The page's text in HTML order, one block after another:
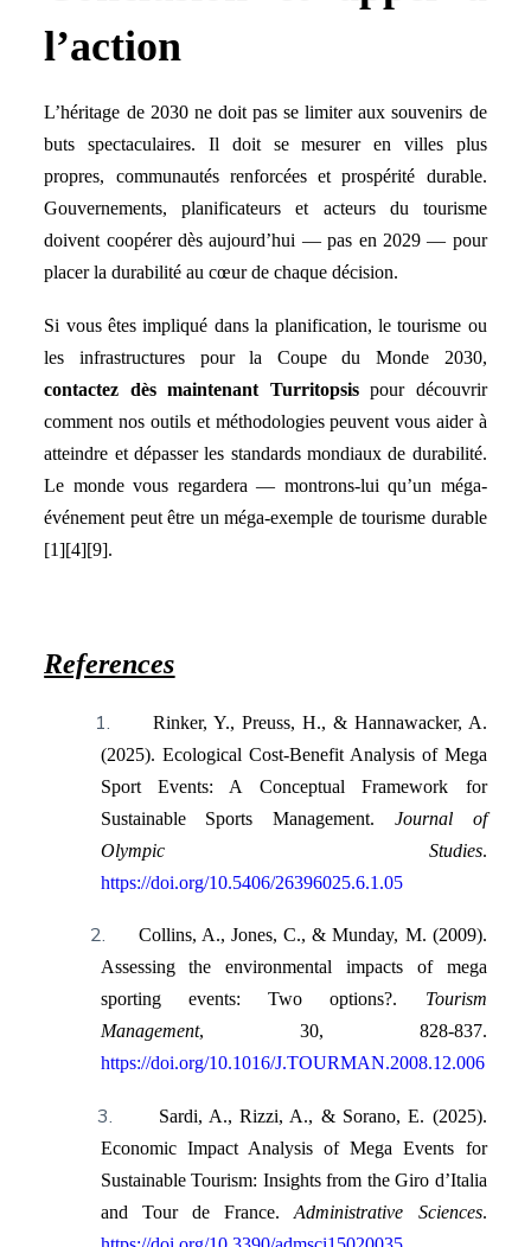
l’action
L’héritage de 2030 ne doit pas se limiter aux souvenirs de
buts spectaculaires. Il doit se mesurer en villes plus
propres, communautés renforcées et prospérité durable.
Gouvernements, planificateurs et acteurs du tourisme
doivent coopérer dès aujourd’hui — pas en 2029 — pour
placer la durabilité au cœur de chaque décision.
Si vous êtes impliqué dans la planification, le tourisme ou
les infrastructures pour la Coupe du Monde 2030,
contactez dès maintenant Turritopsispour découvrir
comment nos outils et méthodologies peuvent vous aider à
atteindre et dépasser les standards mondiaux de durabilité.
Le monde vous regardera — montrons-lui qu’un méga-
événement peut être un méga-exemple de tourisme durable
[1][4][9].
References
1.
Rinker, Y., Preuss, H., & Hannawacker, A.
(2025). Ecological Cost-Benefit Analysis of Mega
Sport Events: A Conceptual Framework for
Sustainable Sports Management. Journal of
Olympic Studies.
https://doi.org/10.5406/26396025.6.1.05
2.
Collins, A., Jones, C., & Munday, M. (2009).
Assessing the environmental impacts of mega
sporting events: Two options?. Tourism
Management, 30, 828-837.
https://doi.org/10.1016/J.TOURMAN.2008.12.006
3.
Sardi, A., Rizzi, A., & Sorano, E. (2025).
Economic Impact Analysis of Mega Events for
Sustainable Tourism: Insights from the Giro d’Italia
and Tour de France.Administrative Sciences.